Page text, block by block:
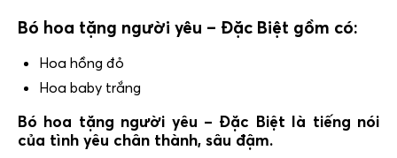
Bó hoa tặng người yêu – Đặc Biệt gồm có:
Hoa hồng đỏ
Hoa baby trắng
Bó hoa tặng người yêu – Đặc Biệt là tiếng nói
của tình yêu chân thành, sâu đậm.